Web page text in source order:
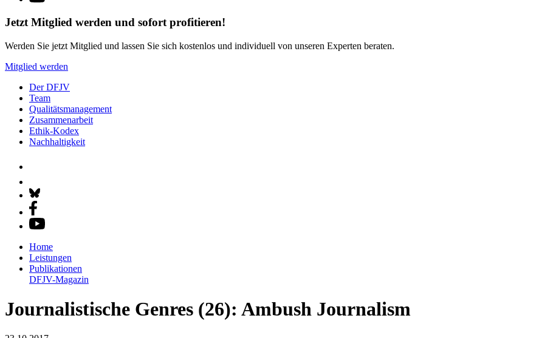
Jetzt Mitglied werden und sofort profitieren!
Werden Sie jetzt Mitglied und lassen Sie sich kostenlos und individuell von unseren Experten beraten.
Mitglied werden
Der DFJV
Team
Qualitätsmanagement
Zusammenarbeit
Ethik-Kodex
Nachhaltigkeit
Home
Leistungen
Publikationen
DFJV-Magazin
Journalistische Genres (26): Ambush Journalism